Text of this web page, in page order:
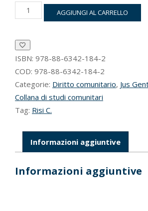
L’azione
esterna
dopo
Lisbona
quantità
AGGIUNGI AL CARRELLO
ISBN: 978-88-6342-184-2
COD: 978-88-6342-184-2
Categorie: Diritto comunitario, Jus
Collana di studi comunitari
Tag: Risi C.
Informazioni aggiuntive
Informazioni aggiuntive